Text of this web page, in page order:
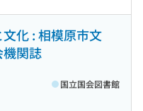
化 : 相模原市文
関誌
国立国会図書館